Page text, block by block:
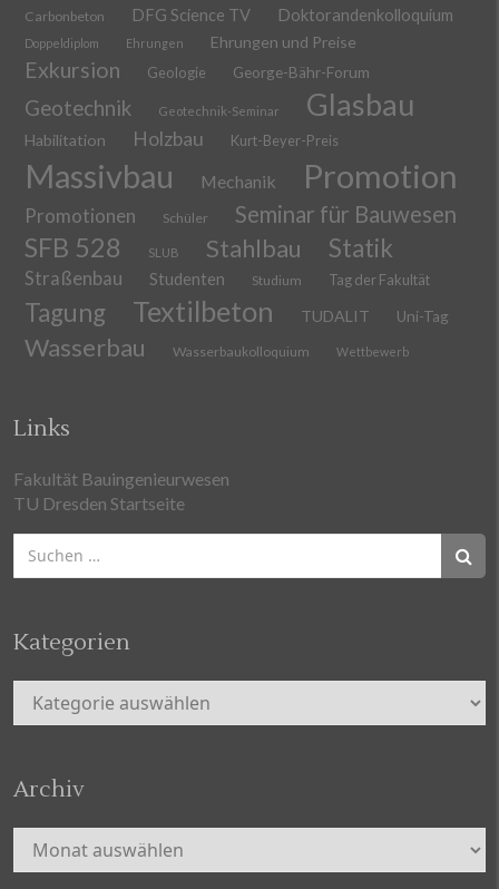
Carbonbeton DFG Science TV Doktorandenkolloquium
Doppeldiplom Ehrungen Ehrungen und Preise
Exkursion Geologie George-Bähr-Forum
Geotechnik Geotechnik-Seminar Glasbau
Habilitation Holzbau Kurt-Beyer-Preis
Massivbau Mechanik Promotion
Promotionen Schüler Seminar für Bauwesen
SFB 528 SLUB Stahlbau Statik
Straßenbau Studenten Studium Tag der Fakultät
Tagung Textilbeton TUDALIT Uni-Tag
Wasserbau Wasserbaukolloquium Wettbewerb
Links
Fakultät Bauingenieurwesen
TU Dresden Startseite
Suchen
nach:
Kategorien
Kategorien
Archiv
Archiv